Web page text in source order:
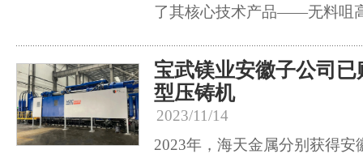
了其核心技术产品——无料咀
宝武镁业安徽子公司
型压铸机
2023/11/14
2023年，海天金属分别获得